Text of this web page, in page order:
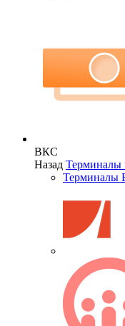
ВКС
Назад Терминалы
Терминалы